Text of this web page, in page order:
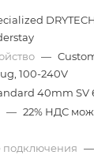
—
100-240V
40mm SV
— 22% НДС
подключения —